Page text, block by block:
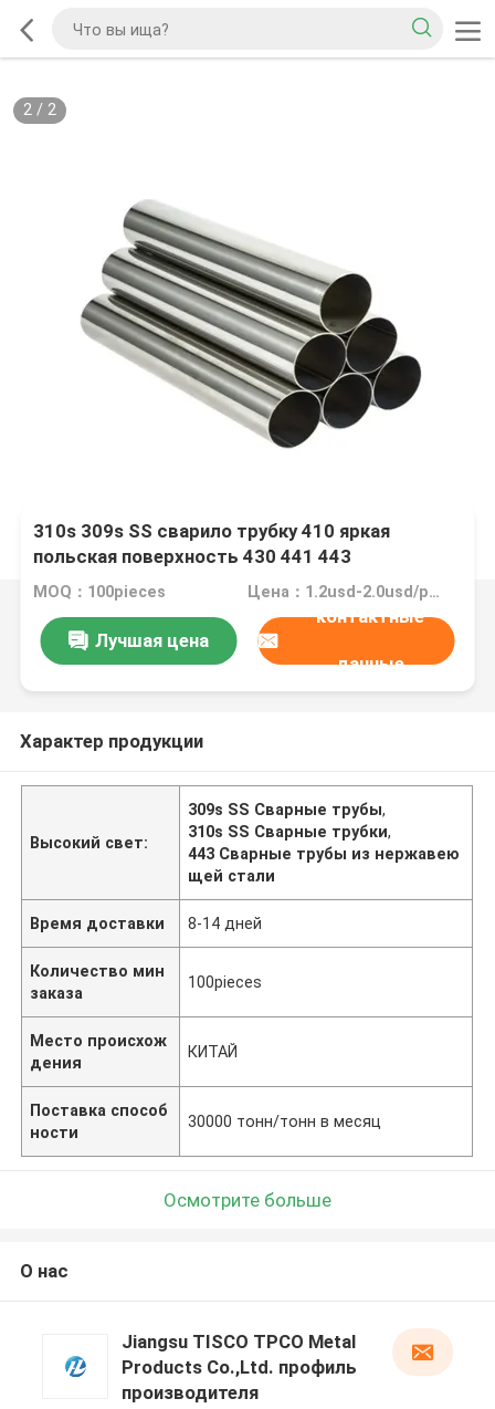
2/ 2
310s 309s SS сварило трубку 410 яркая
польская поверхность 430 441 443
MOQ：100pieces Цена：1.2usd-2.0usd/pieces
Лучшая цена
контактные
данные
Характер продукции
Высокий свет:
309s SS Сварные трубы,
310s SS Сварные трубки,
443 Сварные трубы из нержавею
щей стали
Время доставки 8-14 дней
Количество мин
заказа
100pieces
Место происхож
дения
КИТАЙ
Поставка способ
ности
30000 тонн/тонн в месяц
Осмотрите больше
О нас
Jiangsu TISCO TPCO Metal
Products Co.,Ltd. профиль
производителя